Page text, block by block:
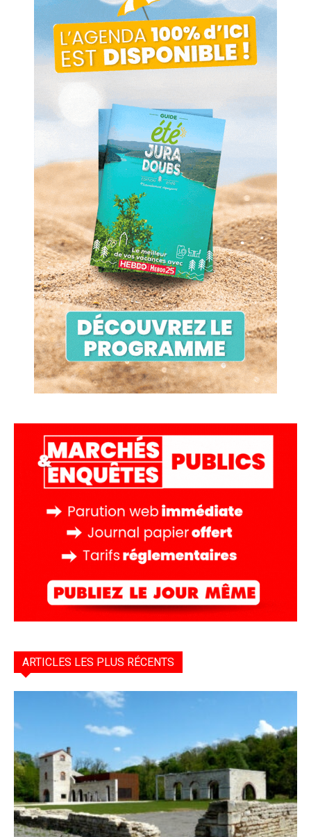
ARTICLES LES PLUS RÉCENTS